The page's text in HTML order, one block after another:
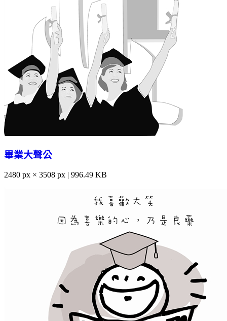
畢業大聲公
2480 px × 3508 px | 996.49 KB